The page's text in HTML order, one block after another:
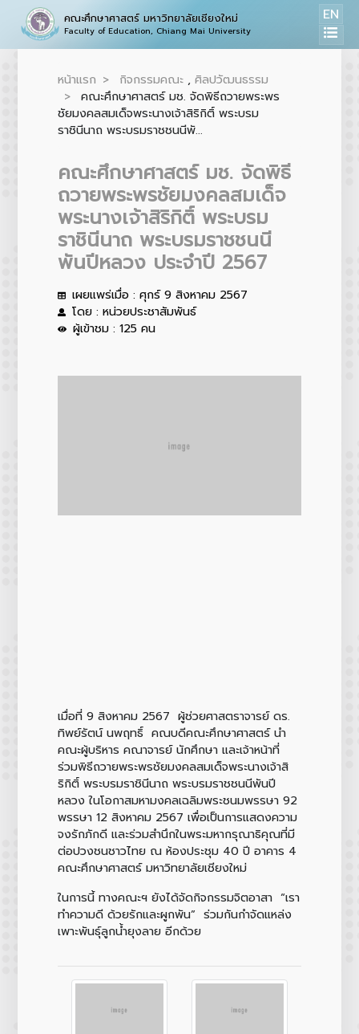
คณะศึกษาศาสตร์ มหาวิทยาลัยเชียงใหม่
Faculty of Education, Chiang Mai University
EN
หน้าแรก กิจกรรมคณะ , ศิลปวัฒนธรรม
คณะศึกษาศาสตร์ มช. จัดพิธีถวายพระพร
ชัยมงคลสมเด็จพระนางเจ้าสิริกิติ์ พระบรม
ราชินีนาถ พระบรมราชชนนีพั...
คณะศึกษาศาสตร์ มช. จัดพิธี
ถวายพระพรชัยมงคลสมเด็จ
พระนางเจ้าสิริกิติ์ พระบรม
ราชินีนาถ พระบรมราชชนนี
พันปีหลวง ประจำปี 2567
เผยแพร่เมื่อ : ศุกร์ 9 สิงหาคม 2567
โดย : หน่วยประชาสัมพันธ์
ผู้เข้าชม : 125 คน
เมื่อที่ 9 สิงหาคม 2567 ผู้ช่วยศาสตราจารย์ ดร.
ทิพย์รัตน์ นพฤทธิ์ คณบดีคณะศึกษาศาสตร์ นำ
คณะผู้บริหาร คณาจารย์ นักศึกษา และเจ้าหน้าที่
ร่วมพิธีถวายพระพรชัยมงคลสมเด็จพระนางเจ้าสิ
ริกิติ์ พระบรมราชินีนาถ พระบรมราชชนนีพันปี
หลวง ในโอกาสมหามงคลเฉลิมพระชนมพรรษา 92
พรรษา 12 สิงหาคม 2567 เพื่อเป็นการแสดงความ
จงรักภักดี และร่วมสำนึกในพระมหากรุณาธิคุณที่มี
ต่อปวงชนชาวไทย ณ ห้องประชุม 40 ปี อาคาร 4
คณะศึกษาศาสตร์ มหาวิทยาลัยเชียงใหม่
ในการนี้ ทางคณะฯ ยังได้จัดกิจกรรมจิตอาสา “เรา
ทำความดี ด้วยรักและผูกพัน” ร่วมกันกำจัดแหล่ง
เพาะพันธุ์ลูกน้ำยุงลาย อีกด้วย